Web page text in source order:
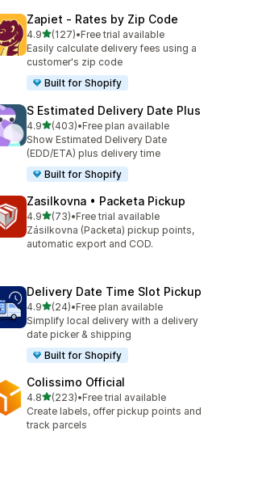
Zapiet ‑ Rates by Zip Code
4.95つ星中
(127)
合計レビュー数：127件
•Free trial available
Easily calculate delivery fees using a
customer's zip code
Built for Shopify
S Estimated Delivery Date Plus
4.95つ星中
(403)
合計レビュー数：403件
•Free plan available
Show Estimated Delivery Date
(EDD/ETA) plus delivery time
Built for Shopify
Zasilkovna • Packeta Pickup
4.95つ星中
(73)
合計レビュー数：73件
•Free trial available
Zásilkovna (Packeta) pickup points,
automatic export and COD.
Delivery Date Time Slot Pickup
4.95つ星中
(24)
合計レビュー数：24件
•Free plan available
Simplify local delivery with a delivery
date picker & shipping
Built for Shopify
Colissimo Official
4.85つ星中
(223)
合計レビュー数：223件
•Free trial available
Create labels, offer pickup points and
track parcels